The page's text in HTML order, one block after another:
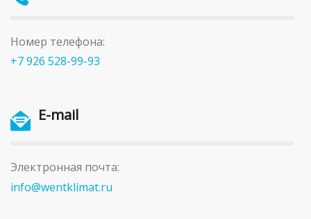
Номер телефона:
+7 926 528-99-93
E-mail
Электронная почта:
info@wentklimat.ru